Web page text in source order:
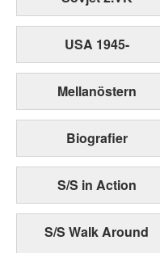
USA 1945-
Mellanöstern
Biografier
S/S in Action
S/S Walk Around